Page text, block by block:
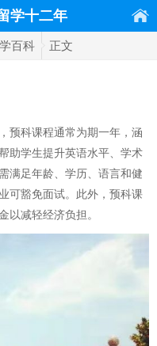
学十二年
百科 正文
预科课程通常为期一年，涵
助学生提升英语水平、学术
满足年龄、学历、语言和健
可豁免面试。此外，预科课
以减轻经济负担。